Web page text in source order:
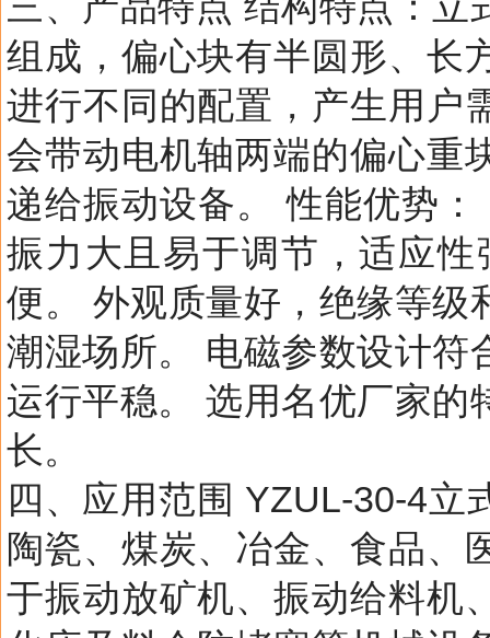
组成，偏心块有半圆形、长
进行不同的配置，产生用户
会带动电机轴两端的偏心重
递给振动设备。 性能优势
振力大且易于调节，适应
便。 外观质量好，绝缘等级
潮湿场所。 电磁参数设计符
运行平稳。 选用名优厂家的
长。
四、应用范围 YZUL-30-4立
陶瓷、煤炭、冶金、食品、
于振动放矿机、振动给料机